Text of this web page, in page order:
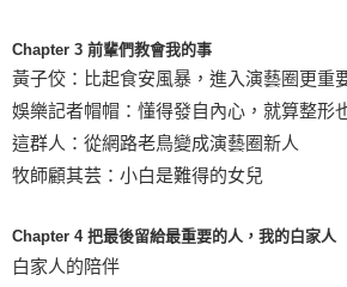
Chapter 3 前輩們教會我的事
黃子佼：比起食安風暴，進入演藝圈更重
娛樂記者帽帽：懂得發自內心，就算整形
這群人：從網路老鳥變成演藝圈新人
牧師顧其芸：小白是難得的女兒
Chapter 4 把最後留給最重要的人，我的白家人
白家人的陪伴